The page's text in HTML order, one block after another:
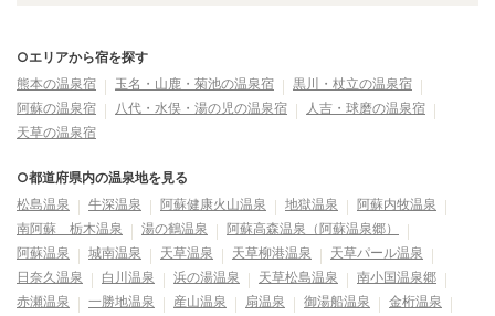
○エリアから宿を探す
熊本の温泉宿
玉名・山鹿・菊池の温泉宿
黒川・杖立の温泉宿
阿蘇の温泉宿
八代・水俣・湯の児の温泉宿
人吉・球磨の温泉宿
天草の温泉宿
○都道府県内の温泉地を見る
松島温泉
牛深温泉 阿蘇健康火山温泉 地獄温泉
阿蘇内牧温泉
南阿蘇 栃木温泉
湯の鶴温泉
阿蘇高森温泉（阿蘇温泉郷）
阿蘇温泉
城南温泉 天草温泉 天草柳港温泉
天草パール温泉
日奈久温泉
白川温泉 浜の湯温泉 天草松島温泉
南小国温泉郷
赤瀬温泉
一勝地温泉 産山温泉 扇温泉 御湯船温泉
金桁温泉